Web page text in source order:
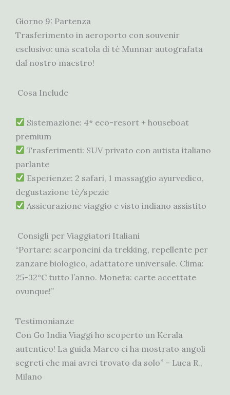
Giorno 9: Partenza
Trasferimento in aeroporto con souvenir
esclusivo: una scatola di tè Munnar autografata
dal nostro maestro!
Cosa Include
Sistemazione: 4* eco-resort + houseboat
premium
Trasferimenti: SUV privato con autista italiano
parlante
Esperienze: 2 safari, 1 massaggio ayurvedico,
degustazione tè/spezie
Assicurazione viaggio e visto indiano assistito
Consigli per Viaggiatori Italiani
“Portare: scarponcini da trekking, repellente per
zanzare biologico, adattatore universale. Clima:
25-32°C tutto l’anno. Moneta: carte accettate
ovunque!”
Testimonianze
Con Go India Viaggi ho scoperto un Kerala
autentico! La guida Marco ci ha mostrato angoli
segreti che mai avrei trovato da solo” – Luca R.,
Milano